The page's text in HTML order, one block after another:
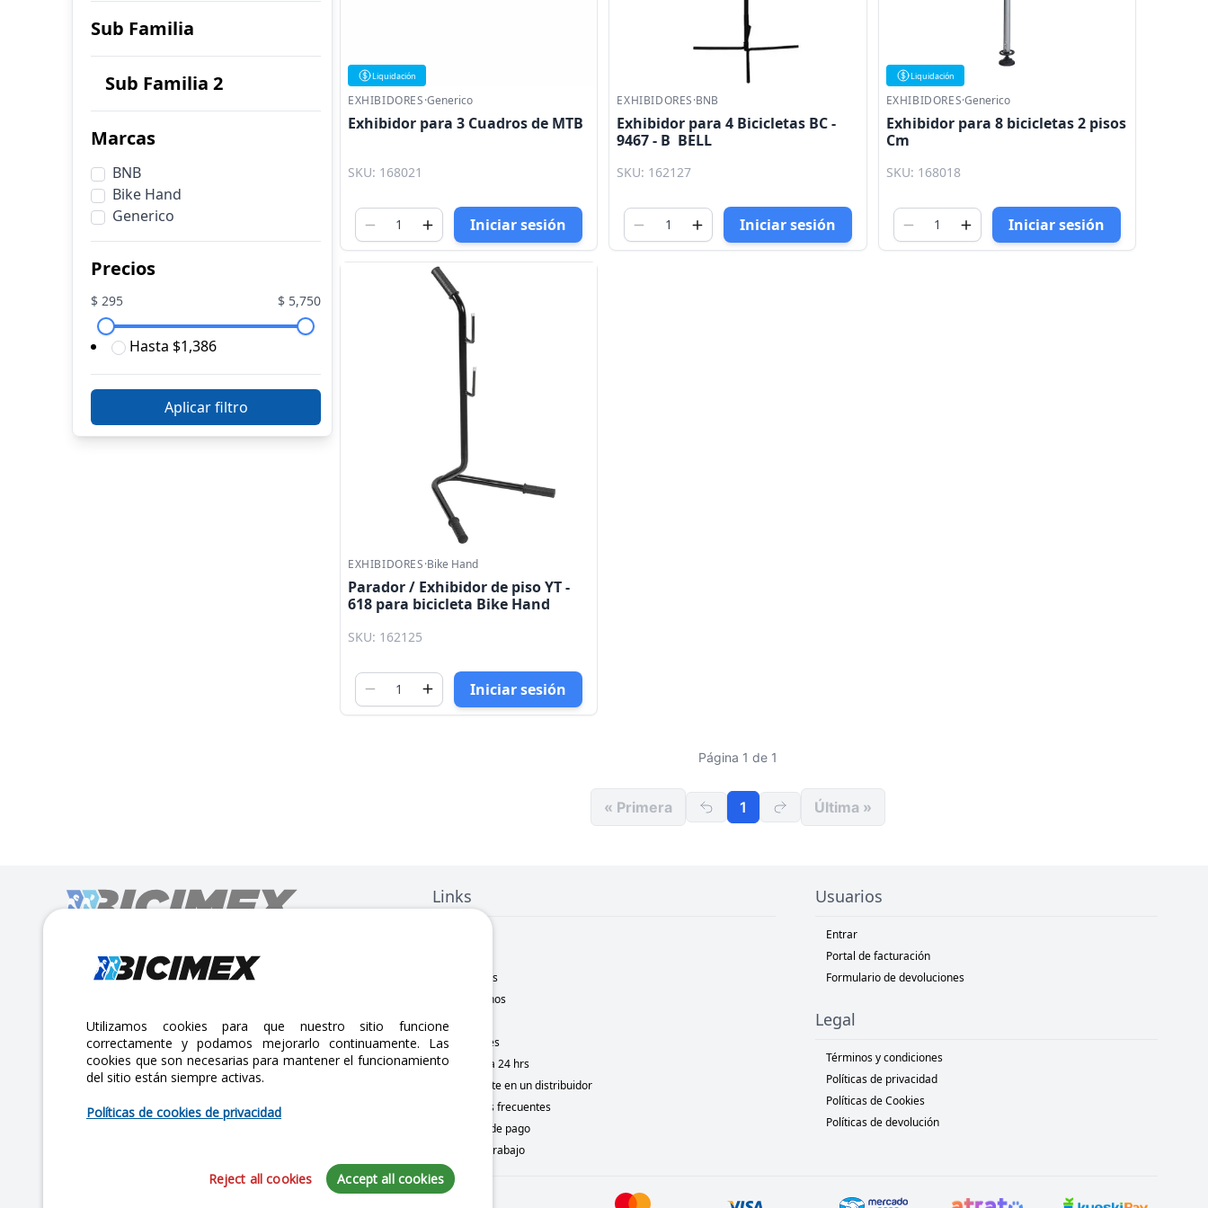
Sub Familia
Sub Familia 2
Marcas
BNB
Bike Hand
Generico
Precios
$ 295 $ 5,750
Hasta $1,386
$2,477 a $3,568
$3,568 a $4,659
$4,659 y más
Aplicar filtro
Liquidación
EXHIBIDORES·Generico
Exhibidor para 3 Cuadros de MTB
SKU: 168021
Iniciar sesión
EXHIBIDORES·BNB
Exhibidor para 4 Bicicletas BC -
9467 - B BELL
SKU: 162127
Iniciar sesión
Liquidación
EXHIBIDORES·Generico
Exhibidor para 8 bicicletas 2 pisos
Cm
SKU: 168018
Iniciar sesión
EXHIBIDORES·Bike Hand
Parador / Exhibidor de piso YT -
618 para bicicleta Bike Hand
SKU: 162125
Iniciar sesión
Página 1 de 1
« Primera 1 Última »
Calle Lago Müritz No. 30 Col. Mariano Escobedo,
atencionclientes@bicimex.com
+ 55 9126 9007
Links
Sucursales
Contáctanos
Marcas
Novedades
Motometa 24 hrs
Conviértete en un distribuidor
Preguntas frecuentes
Métodos de pago
Bolsa de trabajo
Usuarios
Entrar
Portal de facturación
Formulario de devoluciones
Legal
Términos y condiciones
Políticas de privacidad
Políticas de Cookies
Políticas de devolución
Utilizamos cookies para que nuestro sitio funcione
correctamente y podamos mejorarlo continuamente. Las
cookies que son necesarias para mantener el funcionamiento
del sitio están siempre activas.
Políticas de cookies de privacidad
Reject all cookies Accept all cookies